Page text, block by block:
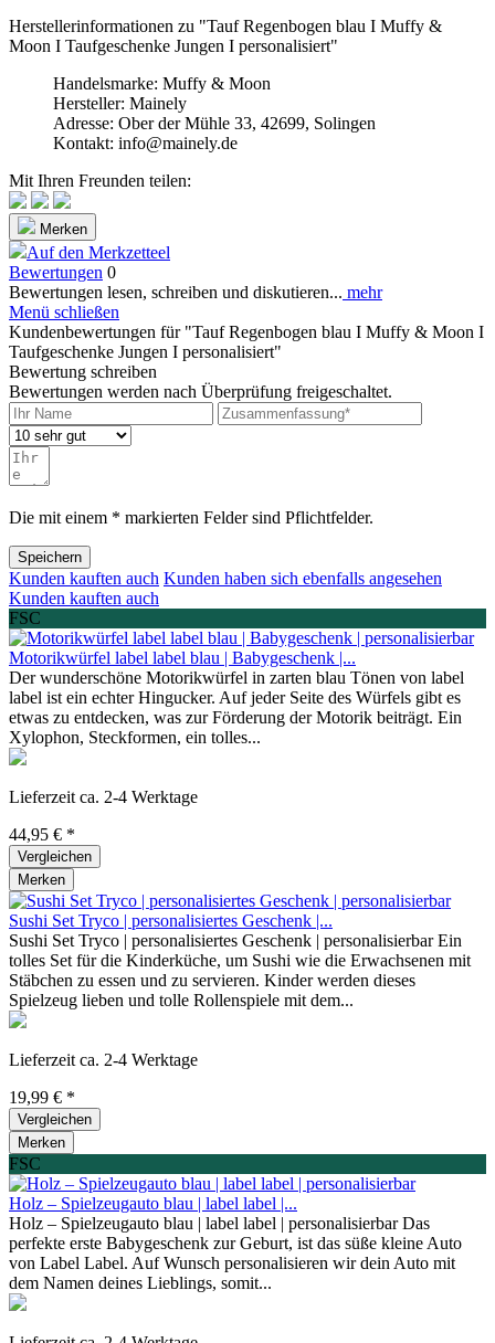
Herstellerinformationen zu "Tauf Regenbogen blau I Muffy &
Moon I Taufgeschenke Jungen I personalisiert"
Handelsmarke: Muffy & Moon
Hersteller: Mainely
Adresse: Ober der Mühle 33, 42699, Solingen
Kontakt: info@mainely.de
Mit Ihren Freunden teilen:
Merken
Auf den Merkzetteel
Bewertungen 0
Bewertungen lesen, schreiben und diskutieren... mehr
Menü schließen
Kundenbewertungen für "Tauf Regenbogen blau I Muffy & Moon I
Taufgeschenke Jungen I personalisiert"
Bewertung schreiben
Bewertungen werden nach Überprüfung freigeschaltet.
Die mit einem * markierten Felder sind Pflichtfelder.
Speichern
Kunden kauften auch Kunden haben sich ebenfalls angesehen
Kunden kauften auch
FSC
Motorikwürfel label label blau | Babygeschenk |...
Der wunderschöne Motorikwürfel in zarten blau Tönen von label
label ist ein echter Hingucker. Auf jeder Seite des Würfels gibt es
etwas zu entdecken, was zur Förderung der Motorik beiträgt. Ein
Xylophon, Steckformen, ein tolles...
Lieferzeit ca. 2-4 Werktage
44,95 € *
Vergleichen
Merken
Sushi Set Tryco | personalisiertes Geschenk |...
Sushi Set Tryco | personalisiertes Geschenk | personalisierbar Ein
tolles Set für die Kinderküche, um Sushi wie die Erwachsenen mit
Stäbchen zu essen und zu servieren. Kinder werden dieses
Spielzeug lieben und tolle Rollenspiele mit dem...
Lieferzeit ca. 2-4 Werktage
19,99 € *
Vergleichen
Merken
FSC
Holz – Spielzeugauto blau | label label |...
Holz – Spielzeugauto blau | label label | personalisierbar Das
perfekte erste Babygeschenk zur Geburt, ist das süße kleine Auto
von Label Label. Auf Wunsch personalisieren wir dein Auto mit
dem Namen deines Lieblings, somit...